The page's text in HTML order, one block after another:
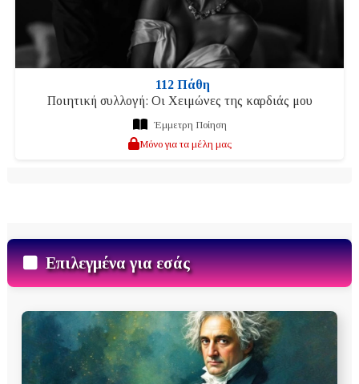
112 Πάθη
Ποιητική συλλογή: Οι Χειμώνες της καρδιάς μου
Έμμετρη Ποίηση
Μόνο για τα μέλη μας
Επιλεγμένα για εσάς